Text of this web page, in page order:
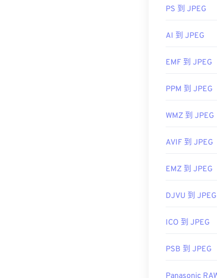
开发者：联合
有用的链接：
PS 到 JPEG
AI 到 JPEG
EMF 到 JPEG
PPM 到 JPEG
WMZ 到 JPEG
AVIF 到 JPEG
EMZ 到 JPEG
DJVU 到 JPEG
ICO 到 JPEG
PSB 到 JPEG
Panasonic